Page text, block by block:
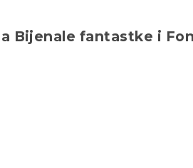
Bijenale fantastke i